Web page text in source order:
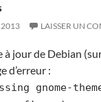
LAISSER UN
jour de Debian
d’erreur :
gnome-